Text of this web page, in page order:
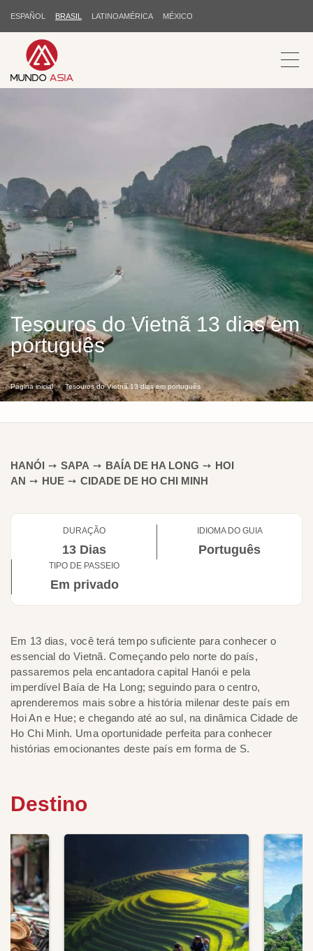
ESPAÑOL BRASIL LATINOAMÉRICA MÉXICO
Tesouros do Vietnã 13 dias em
português
Página inicial Tesouros do Vietnã 13 dias em português
HANÓI ➙ SAPA ➙ BAÍA DE HA LONG ➙ HOI
AN ➙ HUE ➙ CIDADE DE HO CHI MINH
DURAÇÃO
13 Dias
IDIOMA DO GUIA
Português
TIPO DE PASSEIO
Em privado
Em 13 dias, você terá tempo suficiente para conhecer o
essencial do Vietnã. Começando pelo norte do país,
passaremos pela encantadora capital Hanói e pela
imperdível Baía de Ha Long; seguindo para o centro,
aprenderemos mais sobre a história milenar deste país em
Hoi An e Hue; e chegando até ao sul, na dinâmica Cidade de
Ho Chi Minh. Uma oportunidade perfeita para conhecer
histórias emocionantes deste país em forma de S.
Destino